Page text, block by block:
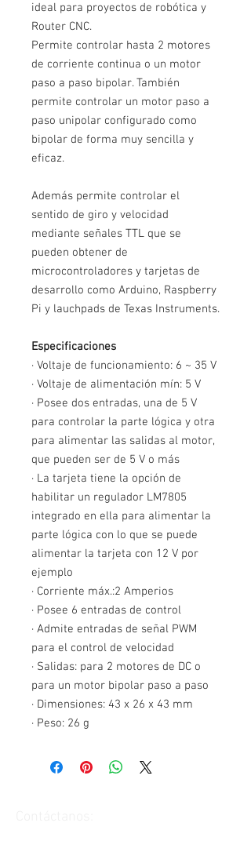
ideal para proyectos de robótica y
Router CNC.
Permite controlar hasta 2 motores
de corriente continua o un motor
paso a paso bipolar. También
permite controlar un motor paso a
paso unipolar configurado como
bipolar de forma muy sencilla y
eficaz.
Además permite controlar el
sentido de giro y velocidad
mediante señales TTL que se
pueden obtener de
microcontroladores y tarjetas de
desarrollo como Arduino, Raspberry
Pi y lauchpads de Texas Instruments.
Especificaciones
· Voltaje de funcionamiento: 6 ~ 35 V
· Voltaje de alimentación mín: 5 V
· Posee dos entradas, una de 5 V
para controlar la parte lógica y otra
para alimentar las salidas al motor,
que pueden ser de 5 V o más
· La tarjeta tiene la opción de
habilitar un regulador LM7805
integrado en ella para alimentar la
parte lógica con lo que se puede
alimentar la tarjeta con 12 V por
ejemplo
· Corriente máx.:2 Amperios
· Posee 6 entradas de control
· Admite entradas de señal PWM
para el control de velocidad
· Salidas: para 2 motores de DC o
para un motor bipolar paso a paso
· Dimensiones: 43 x 26 x 43 mm
· Peso: 26 g